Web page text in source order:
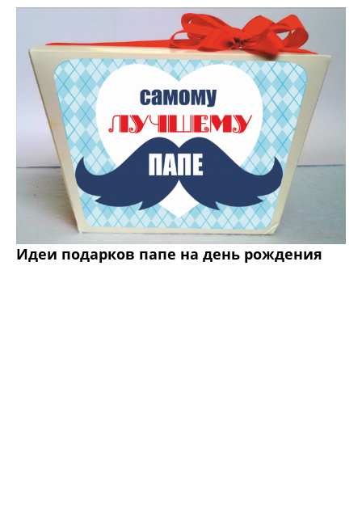
Идеи подарков папе на день рождения